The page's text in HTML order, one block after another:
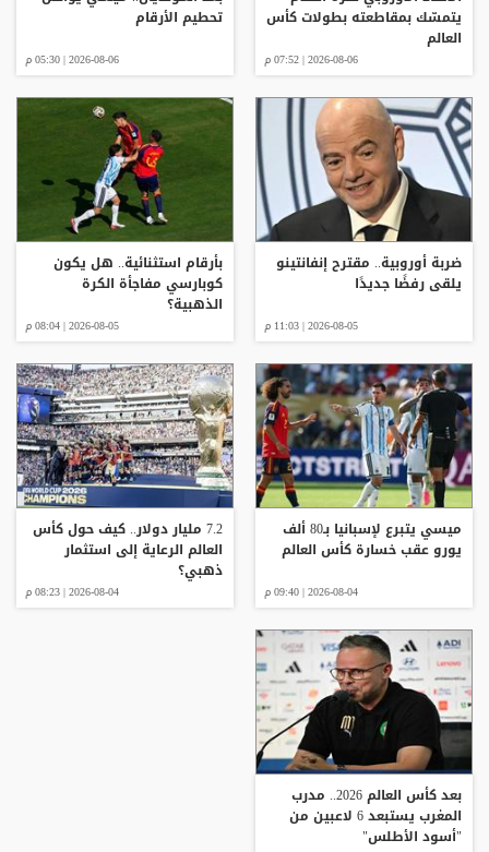
يتمسّك بمقاطعته بطولات كأس
العالم
2026-08-06 | 07:52 م
تحطيم الأرقام
2026-08-06 | 05:30 م
ضربة أوروبية.. مقترح إنفانتينو
يلقى رفضًا جديدًا
2026-08-05 | 11:03 م
بأرقام استثنائية.. هل يكون
كوبارسي مفاجأة الكرة
الذهبية؟
2026-08-05 | 08:04 م
ميسي يتبرع لإسبانيا بـ80 ألف
يورو عقب خسارة كأس العالم
2026-08-04 | 09:40 م
7.2 مليار دولار.. كيف حول كأس
العالم الرعاية إلى استثمار
ذهبي؟
2026-08-04 | 08:23 م
بعد كأس العالم 2026.. مدرب
المغرب يستبعد 6 لاعبين من
"أسود الأطلس"